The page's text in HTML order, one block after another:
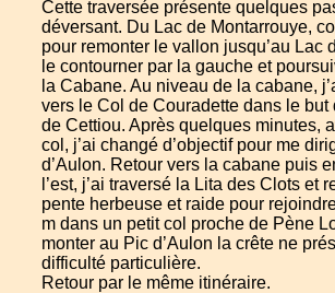
Cette traversée présente quelques
déversant. Du Lac de Montarrouye,
pour remonter le vallon jusqu’au Lac
le contourner par la gauche et
la Cabane. Au niveau de la cabane,
vers le Col de Couradette dans le but
de Cettiou. Après quelques minutes,
col, j’ai changé d’objectif pour me
d’Aulon. Retour vers la cabane puis
l’est, j’ai traversé la Lita des Clots et
pente herbeuse et raide pour
m dans un petit col proche de Pène
monter au Pic d’Aulon la crête ne
difficulté particulière.
Retour par le même itinéraire.